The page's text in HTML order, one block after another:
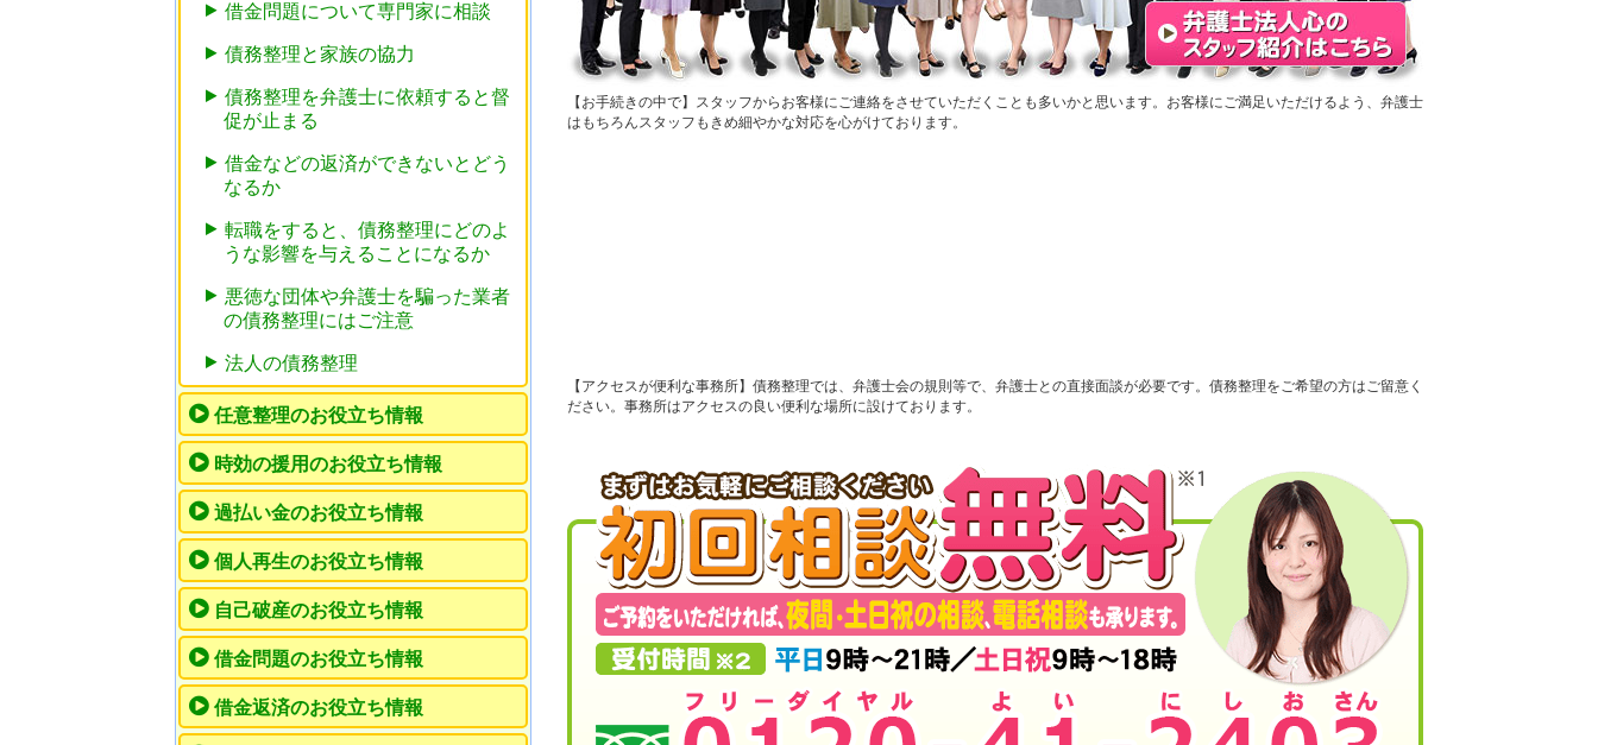
お手続きの中で
スタッフからお客様にご連絡をさせていただくことも多いかと思います。お客様にご満足いただけるよう、弁護士
はもちろんスタッフもきめ細やかな対応を心がけております。
アクセスが便利な事務所
債務整理では、弁護士会の規則等で、弁護士との直接面談が必要です。債務整理をご希望の方はご留意く
ださい。事務所はアクセスの良い便利な場所に設けております。
借金問題について専門家に相談
債務整理と家族の協力
債務整理を弁護士に依頼すると督
促が止まる
借金などの返済ができないとどう
なるか
転職をすると、債務整理にどのよ
うな影響を与えることになるか
悪徳な団体や弁護士を騙った業者
の債務整理にはご注意
法人の債務整理
任意整理のお役立ち情報
時効の援用のお役立ち情報
過払い金のお役立ち情報
個人再生のお役立ち情報
自己破産のお役立ち情報
借金問題のお役立ち情報
借金返済のお役立ち情報